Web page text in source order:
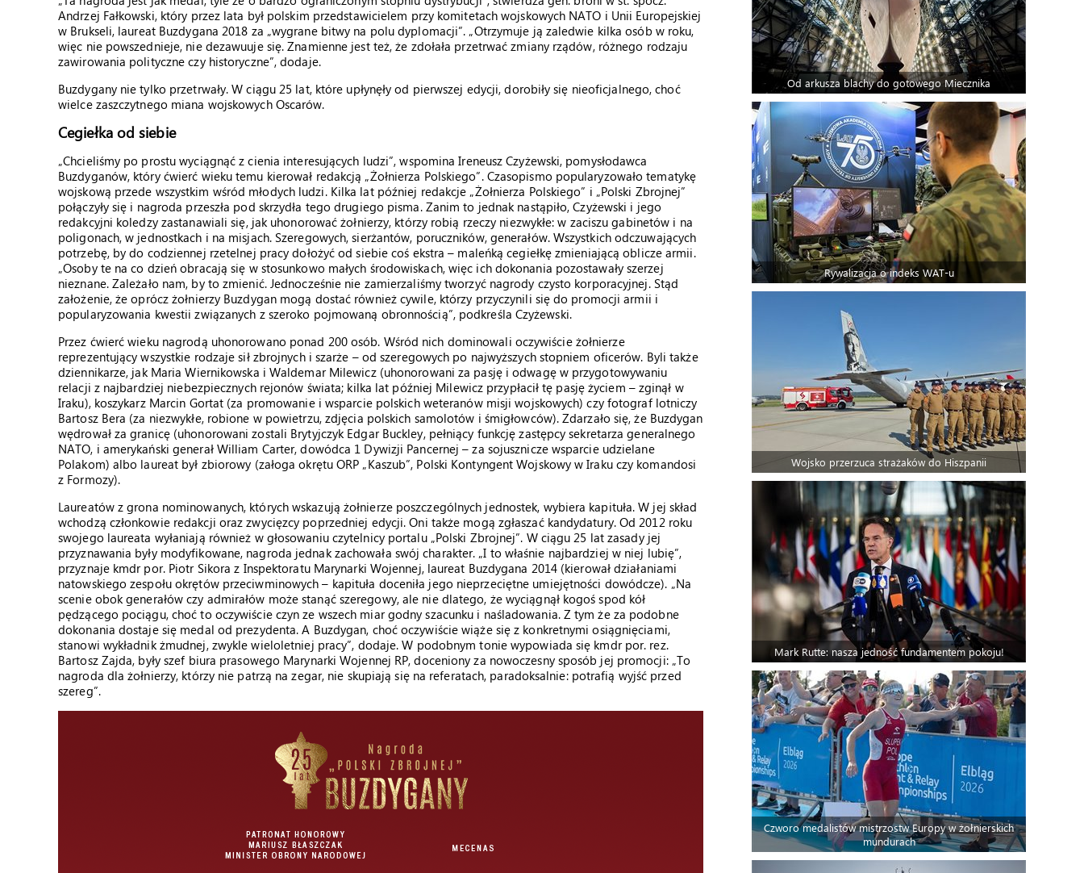
Andrzej Fałkowski, który przez lata był polskim przedstawicielem przy komitetach wojskowych NATO i Unii Europejskiej
w Brukseli, laureat Buzdygana 2018 za „wygrane bitwy na polu dyplomacji”. „Otrzymuje ją zaledwie kilka osób w roku,
więc nie powszednieje, nie dezawuuje się. Znamienne jest też, że zdołała przetrwać zmiany rządów, różnego rodzaju
zawirowania polityczne czy historyczne”, dodaje.
Buzdygany nie tylko przetrwały. W ciągu 25 lat, które upłynęły od pierwszej edycji, dorobiły się nieoficjalnego, choć
wielce zaszczytnego miana wojskowych Oscarów.
Cegiełka od siebie
„Chcieliśmy po prostu wyciągnąć z cienia interesujących ludzi”, wspomina Ireneusz Czyżewski, pomysłodawca
Buzdyganów, który ćwierć wieku temu kierował redakcją „Żołnierza Polskiego”. Czasopismo popularyzowało tematykę
wojskową przede wszystkim wśród młodych ludzi. Kilka lat później redakcje „Żołnierza Polskiego” i „Polski Zbrojnej”
połączyły się i nagroda przeszła pod skrzydła tego drugiego pisma. Zanim to jednak nastąpiło, Czyżewski i jego
redakcyjni koledzy zastanawiali się, jak uhonorować żołnierzy, którzy robią rzeczy niezwykłe: w zaciszu gabinetów i na
poligonach, w jednostkach i na misjach. Szeregowych, sierżantów, poruczników, generałów. Wszystkich odczuwających
potrzebę, by do codziennej rzetelnej pracy dołożyć od siebie coś ekstra – maleńką cegiełkę zmieniającą oblicze armii.
„Osoby te na co dzień obracają się w stosunkowo małych środowiskach, więc ich dokonania pozostawały szerzej
nieznane. Zależało nam, by to zmienić. Jednocześnie nie zamierzaliśmy tworzyć nagrody czysto korporacyjnej. Stąd
założenie, że oprócz żołnierzy Buzdygan mogą dostać również cywile, którzy przyczynili się do promocji armii i
popularyzowania kwestii związanych z szeroko pojmowaną obronnością”, podkreśla Czyżewski.
Przez ćwierć wieku nagrodą uhonorowano ponad 200 osób. Wśród nich dominowali oczywiście żołnierze
reprezentujący wszystkie rodzaje sił zbrojnych i szarże – od szeregowych po najwyższych stopniem oficerów. Byli także
dziennikarze, jak Maria Wiernikowska i Waldemar Milewicz (uhonorowani za pasję i odwagę w przygotowywaniu
relacji z najbardziej niebezpiecznych rejonów świata; kilka lat później Milewicz przypłacił tę pasję życiem – zginął w
Iraku), koszykarz Marcin Gortat (za promowanie i wsparcie polskich weteranów misji wojskowych) czy fotograf lotniczy
Bartosz Bera (za niezwykłe, robione w powietrzu, zdjęcia polskich samolotów i śmigłowców). Zdarzało się, że Buzdygan
wędrował za granicę (uhonorowani zostali Brytyjczyk Edgar Buckley, pełniący funkcję zastępcy sekretarza generalnego
NATO, i amerykański generał William Carter, dowódca 1 Dywizji Pancernej – za sojusznicze wsparcie udzielane
Polakom) albo laureat był zbiorowy (załoga okrętu ORP „Kaszub”, Polski Kontyngent Wojskowy w Iraku czy komandosi
z Formozy).
Laureatów z grona nominowanych, których wskazują żołnierze poszczególnych jednostek, wybiera kapituła. W jej skład
wchodzą członkowie redakcji oraz zwycięzcy poprzedniej edycji. Oni także mogą zgłaszać kandydatury. Od 2012 roku
swojego laureata wyłaniają również w głosowaniu czytelnicy portalu „Polski Zbrojnej”. W ciągu 25 lat zasady jej
przyznawania były modyfikowane, nagroda jednak zachowała swój charakter. „I to właśnie najbardziej w niej lubię”,
przyznaje kmdr por. Piotr Sikora z Inspektoratu Marynarki Wojennej, laureat Buzdygana 2014 (kierował działaniami
natowskiego zespołu okrętów przeciwminowych – kapituła doceniła jego nieprzeciętne umiejętności dowódcze). „Na
scenie obok generałów czy admirałów może stanąć szeregowy, ale nie dlatego, że wyciągnął kogoś spod kół
pędzącego pociągu, choć to oczywiście czyn ze wszech miar godny szacunku i naśladowania. Z tym że za podobne
dokonania dostaje się medal od prezydenta. A Buzdygan, choć oczywiście wiąże się z konkretnymi osiągnięciami,
stanowi wykładnik żmudnej, zwykle wieloletniej pracy”, dodaje. W podobnym tonie wypowiada się kmdr por. rez.
Bartosz Zajda, były szef biura prasowego Marynarki Wojennej RP, doceniony za nowoczesny sposób jej promocji: „To
nagroda dla żołnierzy, którzy nie patrzą na zegar, nie skupiają się na referatach, paradoksalnie: potrafią wyjść przed
szereg”.
Od arkusza blachy do gotowego Miecznika
Rywalizacja o indeks WAT-u
Wojsko przerzuca strażaków do Hiszpanii
Mark Rutte: nasza jedność fundamentem pokoju!
Czworo medalistów mistrzostw Europy w żołnierskich
mundurach